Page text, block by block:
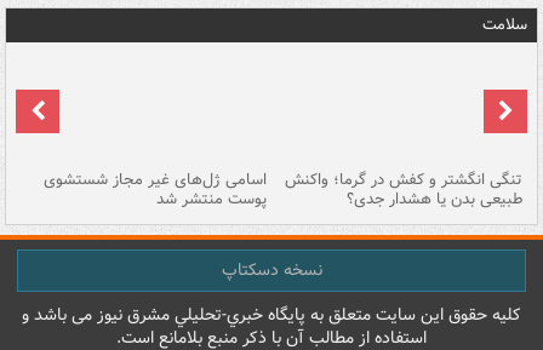
سلامت
تنگی انگشتر و کفش در گرما؛ واکنش
طبیعی بدن یا هشدار جدی؟
اسامی ژل‌های غیر مجاز شستشوی
پوست منتشر شد
نسخه دسکتاپ
کليه حقوق اين سايت متعلق به پایگاه خبري-تحليلي مشرق نيوز می باشد و
استفاده از مطالب آن با ذکر منبع بلامانع است.